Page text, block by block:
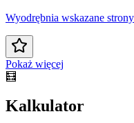
Wyodrębnia wskazane
Pokaż więcej
🧮
Kalkulator